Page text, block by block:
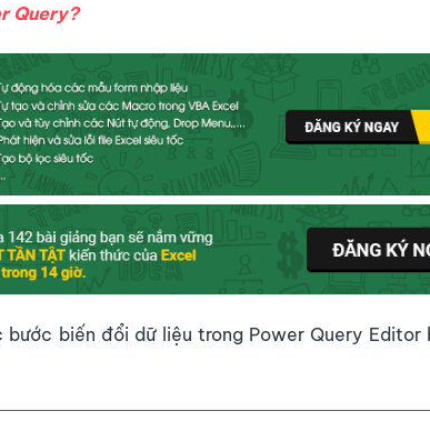
Query?
biến đổi dữ liệu trong Power Query Editor